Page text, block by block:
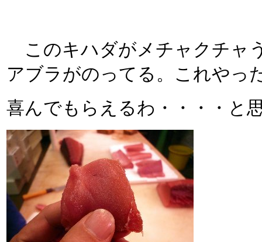
このキハダがメチャクチャ
アブラがのってる。これやっ
喜んでもらえるわ・・・・と